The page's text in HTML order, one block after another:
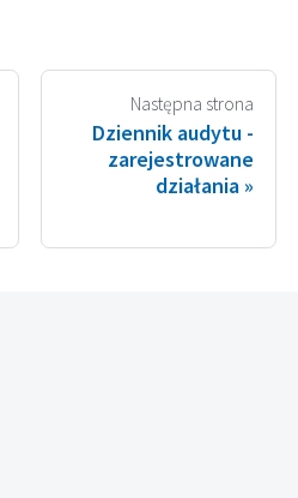
Następna strona
Dziennik audytu -
zarejestrowane
działania